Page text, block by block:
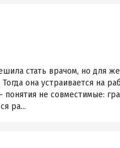
стать врачом, но для
она устраивается на
понятия не совместимые:
ра...